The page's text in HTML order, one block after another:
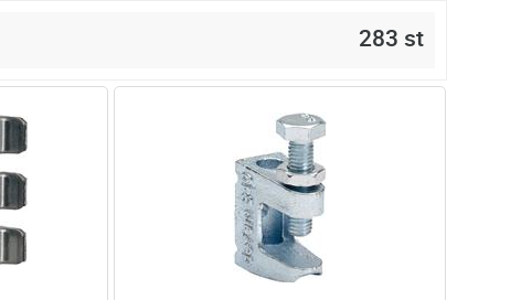
283 st
Lägg i kundvagn